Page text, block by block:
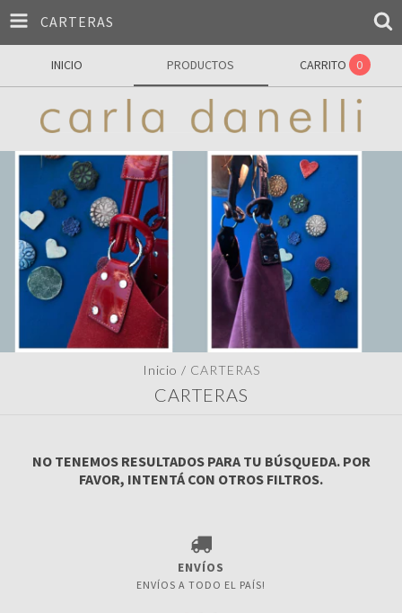
CARTERAS
INICIO PRODUCTOS CARRITO 0
Inicio / CARTERAS
CARTERAS
NO TENEMOS RESULTADOS PARA TU BÚSQUEDA. POR
FAVOR, INTENTÁ CON OTROS FILTROS.
ENVÍOS
ENVÍOS A TODO EL PAÍS!